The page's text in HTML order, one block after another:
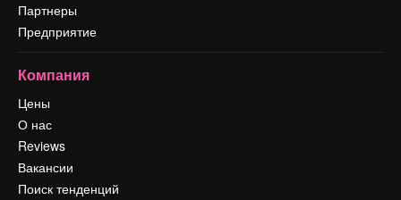
Партнеры
Предприятие
Компания
Цены
О нас
Reviews
Вакансии
Поиск тенденций